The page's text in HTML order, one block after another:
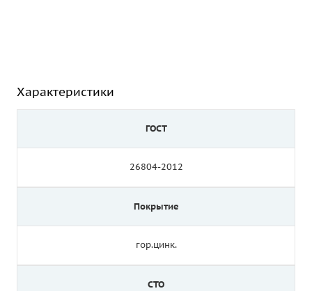
Характеристики
ГОСТ
26804-2012
Покрытие
гор.цинк.
СТО